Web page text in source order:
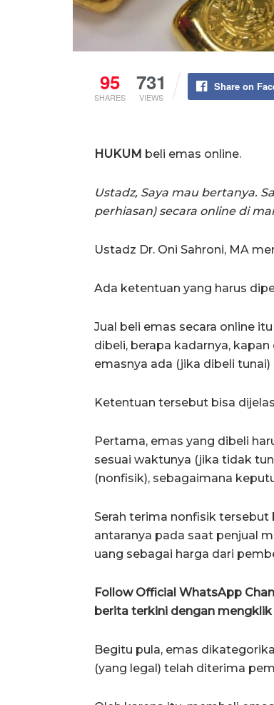
95
SHARES
731
VIEWS
Share on
HUKUM beli emas online.
Ustadz, Saya mau bertanya.
perhiasan) secara online di
Ustadz Dr. Oni Sahroni, MA
Ada ketentuan yang harus
Jual beli emas secara online
dibeli, berapa kadarnya,
emasnya ada (jika dibeli
Ketentuan tersebut bisa
Pertama, emas yang dibeli
sesuai waktunya (jika tidak
(nonfisik), sebagaimana
Serah terima nonfisik tersebut
antaranya pada saat penjual
uang sebagai harga dari
Follow Official WhatsApp
berita terkini dengan mengklik
Begitu pula, emas
(yang legal) telah diterima